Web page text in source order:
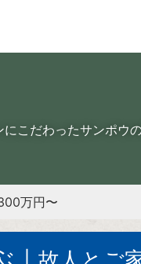
こだわったサンポウ
万円〜